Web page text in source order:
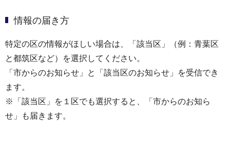
情報の届き方
特定の区の情報がほしい場合は、「該当区」（例：青葉区
と都筑区など）を選択してください。
「市からのお知らせ」と「該当区のお知らせ」を受信でき
ます。
※「該当区」を１区でも選択すると、「市からのお知ら
せ」も届きます。